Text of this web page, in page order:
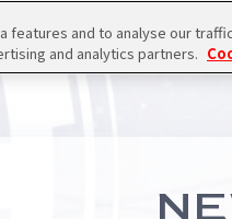
and to analyse our
and analytics partners.